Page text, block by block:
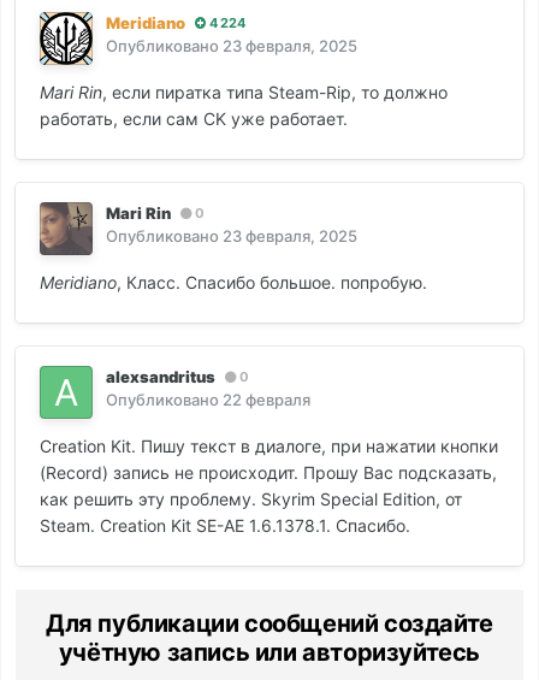
Meridiano 4 224
Опубликовано 23 февраля, 2025
Mari Rin, если пиратка типа Steam-Rip, то должно
работать, если сам CK уже работает.
Mari Rin 0
Опубликовано 23 февраля, 2025
Meridiano, Класс. Спасибо большое. попробую.
alexsandritus 0
Опубликовано 22 февраля
Creation Kit. Пишу текст в диалоге, при нажатии кнопки
(Record) запись не происходит. Прошу Вас подсказать,
как решить эту проблему. Skyrim Special Edition, от
Steam. Creation Kit SE-АЕ 1.6.1378.1. Спасибо.
Для публикации сообщений создайте
учётную запись или авторизуйтесь